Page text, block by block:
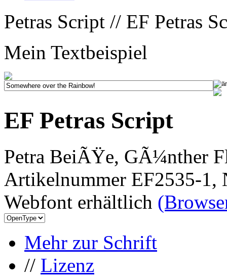
Petras Script // EF Petras
Mein Textbeispiel
EF Petras Script
Petra BeiÃŸe, GÃ¼nther
Artikelnummer EF2535-1,
Webfont erhältlich
Mehr zur Schrift
// Lizenz